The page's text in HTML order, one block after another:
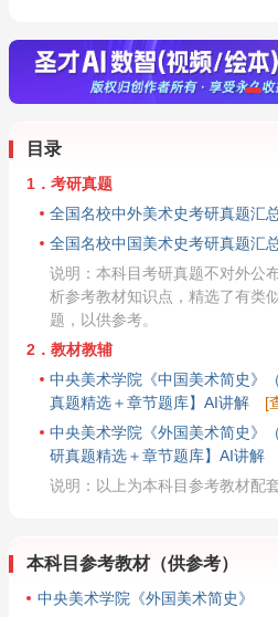
目录
1．考研真题
全国名校中外美术史考研真题汇
全国名校中国美术史考研真题汇
说明：本科目考研真题不对外公
析参考教材知识点，精选了有类
题，以供参考。
2．教材教辅
中央美术学院《中国美术简史》
真题精选＋章节题库】AI讲解
[
中央美术学院《外国美术简史》
研真题精选＋章节题库】AI讲解
说明：以上为本科目参考教材配
本科目参考教材（供参考）
中央美术学院《外国美术简史》